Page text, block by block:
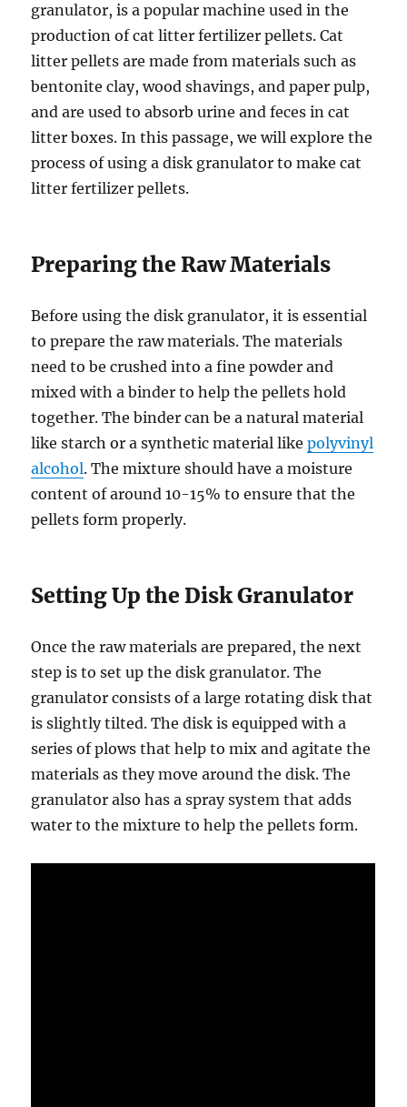
granulator, is a popular machine used in the
production of cat litter fertilizer pellets. Cat
litter pellets are made from materials such as
bentonite clay, wood shavings, and paper pulp,
and are used to absorb urine and feces in cat
litter boxes. In this passage, we will explore the
process of using a disk granulator to make cat
litter fertilizer pellets.
Preparing the Raw Materials
Before using the disk granulator, it is essential
to prepare the raw materials. The materials
need to be crushed into a fine powder and
mixed with a binder to help the pellets hold
together. The binder can be a natural material
like starch or a synthetic material likepolyvinyl
alcohol. The mixture should have a moisture
content of around 10-15% to ensure that the
pellets form properly.
Setting Up the Disk Granulator
Once the raw materials are prepared, the next
step is to set up the disk granulator. The
granulator consists of a large rotating disk that
is slightly tilted. The disk is equipped with a
series of plows that help to mix and agitate the
materials as they move around the disk. The
granulator also has a spray system that adds
water to the mixture to help the pellets form.